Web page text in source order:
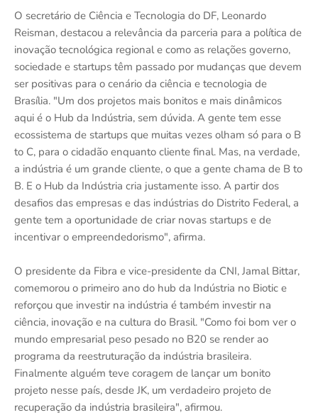
O secretário de Ciência e Tecnologia do DF, Leonardo
Reisman, destacou a relevância da parceria para a política de
inovação tecnológica regional e como as relações governo,
sociedade e startups têm passado por mudanças que devem
ser positivas para o cenário da ciência e tecnologia de
Brasília. "Um dos projetos mais bonitos e mais dinâmicos
aqui é o Hub da Indústria, sem dúvida. A gente tem esse
ecossistema de startups que muitas vezes olham só para o B
to C, para o cidadão enquanto cliente final. Mas, na verdade,
a indústria é um grande cliente, o que a gente chama de B to
B. E o Hub da Indústria cria justamente isso. A partir dos
desafios das empresas e das indústrias do Distrito Federal, a
gente tem a oportunidade de criar novas startups e de
incentivar o empreendedorismo", afirma.
O presidente da Fibra e vice-presidente da CNI, Jamal Bittar,
comemorou o primeiro ano do hub da Indústria no Biotic e
reforçou que investir na indústria é também investir na
ciência, inovação e na cultura do Brasil. "Como foi bom ver o
mundo empresarial peso pesado no B20 se render ao
programa da reestruturação da indústria brasileira.
Finalmente alguém teve coragem de lançar um bonito
projeto nesse país, desde JK, um verdadeiro projeto de
recuperação da indústria brasileira", afirmou.